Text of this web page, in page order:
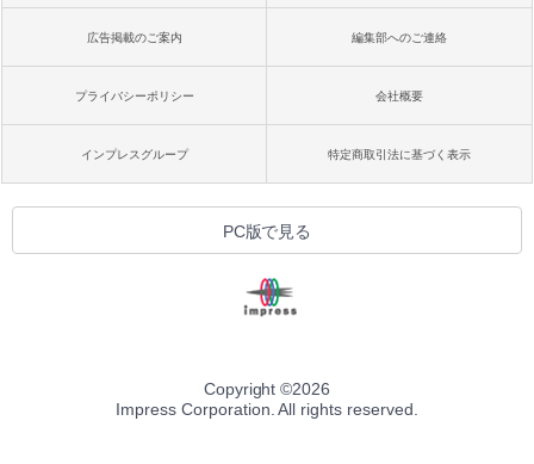
広告掲載のご案内 編集部へのご連絡
プライバシーポリシー 会社概要
インプレスグループ 特定商取引法に基づく表示
PC版で見る
Copyright ©2026
Impress Corporation. All rights reserved.